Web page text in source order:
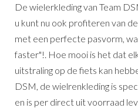
De wielerkleding van Team
u kunt nu ook profiteren van
met een perfecte pasvorm,
faster"!. Hoe mooi is het dat
uitstraling op de fiets kan
DSM, de wielrenkleding is
en is per direct uit voorraad